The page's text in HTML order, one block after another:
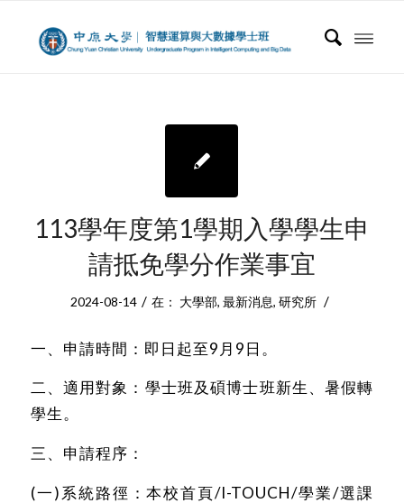
113學年度第1學期入學學生申
請抵免學分作業事宜
2024-08-14 / 在： 大學部, 最新消息, 研究所 /
一、申請時間：即日起至9月9日。
二、適用對象：學士班及碩博士班新生、暑假轉
學生。
三、申請程序：
(一)系統路徑：本校首頁/I-TOUCH/學業/選課